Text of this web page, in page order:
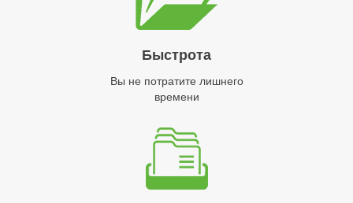
Быстрота
Вы не потратите лишнего
времени